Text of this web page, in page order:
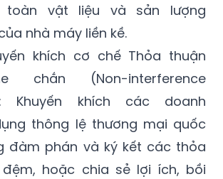
toàn vật liệu và sản lượng
nhà máy liền kề.
khích cơ chế Thỏa thuận
chắn (Non-interference
Khuyến khích các doanh
thông lệ thương mại quốc
đàm phán và ký kết các thỏa
hoặc chia sẻ lợi ích, bồi